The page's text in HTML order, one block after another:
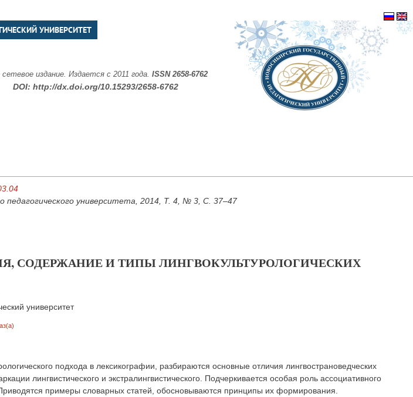
УНИВЕРСИТЕТ
сетевое издание. Издается с 2011 года. ISSN 2658-6762
DOI: http://dx.doi.org/10.15293/2658-6762
педагогического университета, 2014, Т. 4, № 3, С. 37–47
СОДЕРЖАНИЕ И ТИПЫ ЛИНГВОКУЛЬТУРОЛОГИЧЕСКИХ
университет
подхода в лексикографии, разбираются основные отличия лингвострановедческих
лингвистического и экстралингвистического. Подчеркивается особая роль ассоциативного
примеры словарных статей, обосновываются принципы их формирования.